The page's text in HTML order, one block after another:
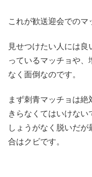
これが歓送迎会でのマ
見せつけたい人には
っているマッチョや、
なく面倒なのです。
まず刺青マッチョは絶
きらなくてはいけな
しょうがなく脱いだ
合はクビです。